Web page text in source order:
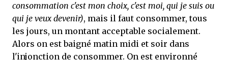
consommation c'est mon choix, c'est moi, qui je suis ou
qui je veux devenir), mais il faut consommer, tous
les jours, un montant acceptable socialement.
Alors on est baigné matin midi et soir dans
l'injonction de consommer. On est environné